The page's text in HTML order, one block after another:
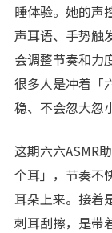
睡体验。她的声
声耳语、手势触
会调整节奏和力
很多人是冲着「
稳、不会忽大忽
这期六六ASMR
个耳」，节奏不
耳朵上来。接着
刺耳刮擦，是带